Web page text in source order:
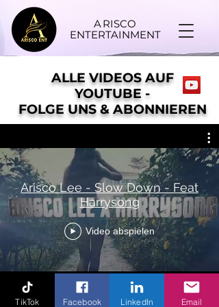
ARISCO
ENTERTAINMENT
ALLE VIDEOS AUF
YOUTUBE -
FOLGE UNS & ABONNIEREN
Arisco Lee - Slow Down - Feat
Harrysong
Video abspielen
TikTok Facebook LinkedIn Email